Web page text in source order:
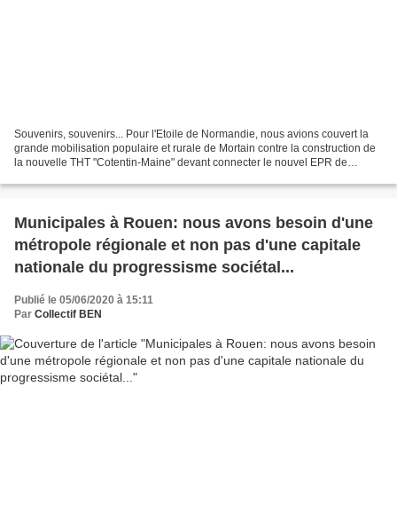
Souvenirs, souvenirs... Pour l'Etoile de Normandie, nous avions couvert la
grande mobilisation populaire et rurale de Mortain contre la construction de
la nouvelle THT "Cotentin-Maine" devant connecter le nouvel EPR de
Municipales à Rouen: nous avons besoin d'une
métropole régionale et non pas d'une capitale
nationale du progressisme sociétal...
Publié le 05/06/2020 à 15:11
Par Collectif BEN